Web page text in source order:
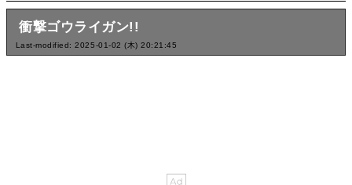
衝撃ゴウライガン!!
Last-modified: 2025-01-02 (木) 20:21:45